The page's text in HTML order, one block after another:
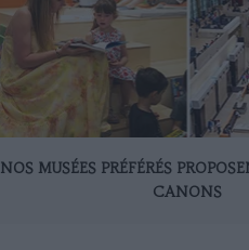
NOS MUSÉES PRÉFÉRÉS
CANONS